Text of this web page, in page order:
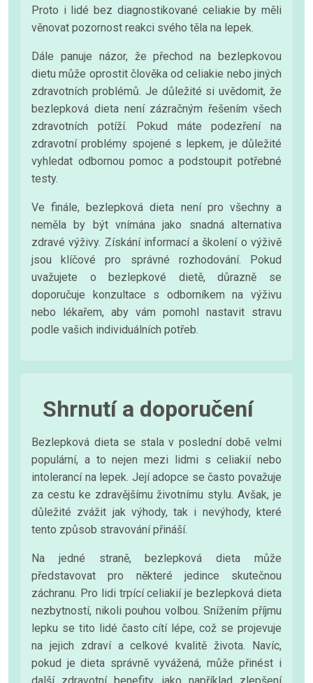
Proto i lidé bez diagnostikované celiakie by měli
věnovat pozornost reakci svého těla na lepek.
Dále panuje názor, že přechod na bezlepkovou
dietu může oprostit člověka od celiakie nebo jiných
zdravotních problémů. Je důležité si uvědomit, že
bezlepková dieta není zázračným řešením všech
zdravotních potíží. Pokud máte podezření na
zdravotní problémy spojené s lepkem, je důležité
vyhledat odbornou pomoc a podstoupit potřebné
testy.
Ve finále, bezlepková dieta není pro všechny a
neměla by být vnímána jako snadná alternativa
zdravé výživy. Získání informací a školení o výživě
jsou klíčové pro správné rozhodování. Pokud
uvažujete o bezlepkové dietě, důrazně se
doporučuje konzultace s odborníkem na výživu
nebo lékařem, aby vám pomohl nastavit stravu
podle vašich individuálních potřeb.
Shrnutí a doporučení
Bezlepková dieta se stala v poslední době velmi
populární, a to nejen mezi lidmi s celiakií nebo
intolerancí na lepek. Její adopce se často považuje
za cestu ke zdravějšímu životnímu stylu. Avšak, je
důležité zvážit jak výhody, tak i nevýhody, které
tento způsob stravování přináší.
Na jedné straně, bezlepková dieta může
představovat pro některé jedince skutečnou
záchranu. Pro lidi trpící celiakií je bezlepková dieta
nezbytností, nikoli pouhou volbou. Snížením příjmu
lepku se tito lidé často cítí lépe, což se projevuje
na jejich zdraví a celkové kvalitě života. Navíc,
pokud je dieta správně vyvážená, může přinést i